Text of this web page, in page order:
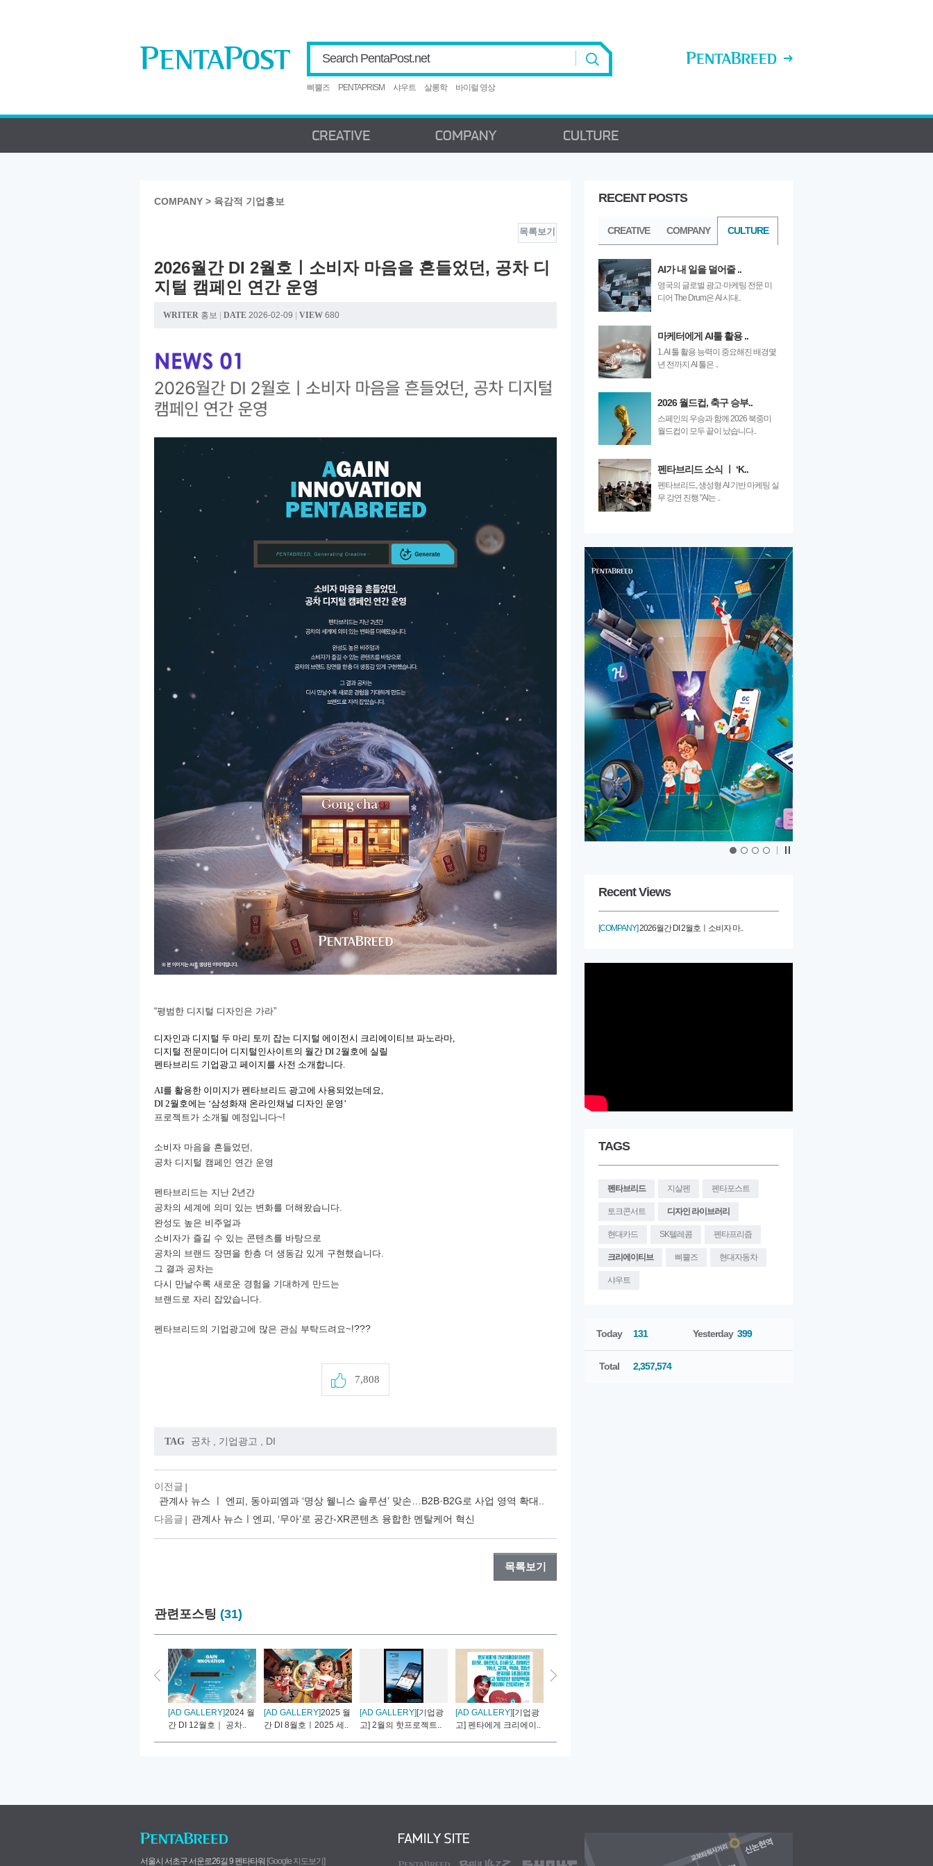
COMPANY CULTURE
Search PentaPost.net
삐뿔즈 PENTAPRISM 샤우트 살롱학 바이럴 영상
COMPANY > 육감적 기업홍보
목록보기
2026월간 DI 2월호ㅣ소비자 마음을 흔들었던, 공차 디
지털 캠페인 연간 운영
WRITER 홍보 DATE 2026-02-09 VIEW 680
“평범한 디지털 디자인은 가라”
디자인과 디지털 두 마리 토끼 잡는 디지털 에이전시 크리에이티브 파노라마,
디지털 전문미디어 디지털인사이트의 월간 DI 2월호에 실릴
펜타브리드 기업광고 페이지를 사전 소개합니다.
AI를 활용한 이미지가 펜타브리드 광고에 사용되었는데요,
DI 2월호에는 ‘삼성화재 온라인채널 디자인 운영’
프로젝트가 소개될 예정입니다~!
소비자 마음을 흔들었던,
공차 디지털 캠페인 연간 운영
펜타브리드는 지난 2년간
공차의 세계에 의미 있는 변화를 더해왔습니다.
완성도 높은 비주얼과
소비자가 즐길 수 있는 콘텐츠를 바탕으로
공차의 브랜드 장면을 한층 더 생동감 있게 구현했습니다.
그 결과 공차는
다시 만날수록 새로운 경험을 기대하게 만드는
브랜드로 자리 잡았습니다.
펜타브리드의 기업광고에 많은 관심 부탁드려요~!???
7,808
TAG 공차 기업광고 DI
이전글
관계사 뉴스 ㅣ 엔피, 동아피엠과 ‘명상 웰니스 솔루션’ 맞손…B2B·B2G로 사업 영역 확대..
다음글
관계사 뉴스ㅣ엔피, ‘무아’로 공간-XR콘텐츠 융합한 멘탈케어 혁신
목록보기
관련포스팅 (31)
[AD GALLERY]2024 월
간 DI 12월호｜ 공차..
[AD GALLERY]2025 월
간 DI 8월호ㅣ2025 세..
[AD GALLERY] [기업광
고] 2월의 핫프로젝트..
[AD GALLERY] [기업광
고] 펜타에게 크리에이..
RECENT POSTS
CREATIVE COMPANY CULTURE
AI가 내 일을 덜어줄 ..
영국의 글로벌 광고·마케팅 전문 미
디어 The Drum은 AI 시대..
마케터에게 AI툴 활용 ..
1. AI 툴 활용 능력이 중요해진 배경몇
년 전까지 AI 툴은 ..
2026 월드컵, 축구 승부..
스페인의 우승과 함께 2026 북중미
월드컵이 모두 끝이 났습니다..
펜타브리드 소식 ㅣ ‘K..
펜타브리드, 생성형 AI 기반 마케팅 실
무 강연 진행 "AI는 ..
Recent Views
[COMPANY]2026월간 DI 2월호ㅣ소비자 마..
TAGS
펜타브리드 지살펜 펜타포스트
토크콘서트 디자인 라이브러리
현대카드 SK텔레콤 펜타프리즘
크리에이티브 삐뿔즈 현대자동차
샤우트
Today 131 Yesterday 399
Total 2,357,574
서울시 서초구 서운로26길 9 펜타타워 [Google 지도보기]